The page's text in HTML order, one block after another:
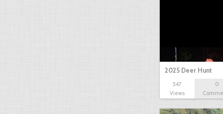
2025 Deer Hunt
547
Views
0